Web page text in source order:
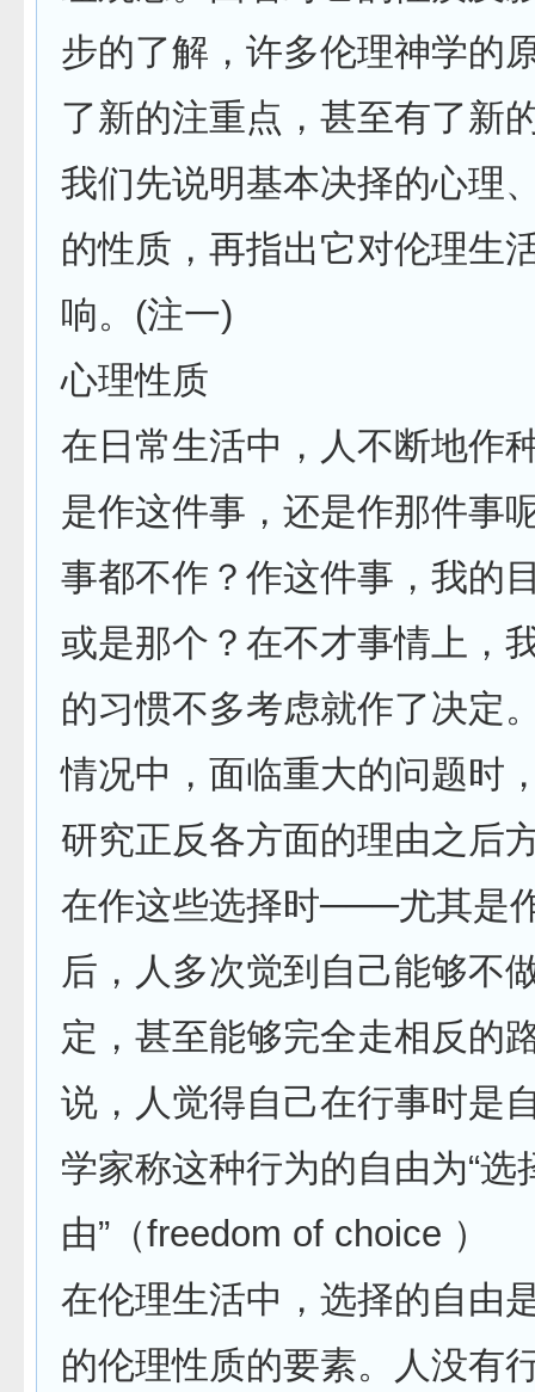
步的了解，许多伦理神学的
了新的注重点，甚至有了新
我们先说明基本决择的心理
的性质，再指出它对伦理生
响。(注一)
心理性质
在日常生活中，人不断地作
是作这件事，还是作那件事
事都不作？作这件事，我的
或是那个？在不才事情上，
的习惯不多考虑就作了决定
情况中，面临重大的问题时
研究正反各方面的理由之后
在作这些选择时───尤其是
后，人多次觉到自己能够不
定，甚至能够完全走相反的
说，人觉得自己在行事时是
学家称这种行为的自由为“选
由”（freedom of choice ）
在伦理生活中，选择的自由
的伦理性质的要素。人没有